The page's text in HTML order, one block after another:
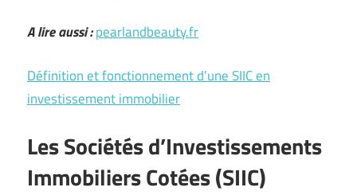
A lire aussi :pearlandbeauty.fr
Définition et fonctionnement d’une SIIC en
investissement immobilier
Les Sociétés d’Investissements
Immobiliers Cotées (SIIC)